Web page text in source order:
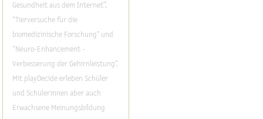
Gesundheit aus dem Internet“,
"Tierversuche für die
biomedizinische Forschung" und
"Neuro-Enhancement -
Verbesserung der Gehirnleistung".
Mit playDecide erleben Schüler
und Schülerinnen aber auch
Erwachsene Meinungsbildung